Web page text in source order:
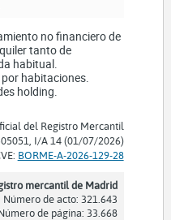
no financiero de
tanto de
habitual.
habitaciones.
holding.
del Registro Mercantil
I/A 14 (01/07/2026)
BORME-A-2026-129-28
mercantil de Madrid
Número de acto: 321.643
de página: 33.668